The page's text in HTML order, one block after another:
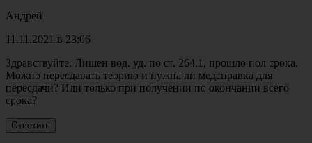
Андрей
11.11.2021 в 23:06
Здравствуйте. Лишен вод. уд. по ст. 264.1, прошло пол срока.
Можно пересдавать теорию и нужна ли медсправка для
пересдачи? Или только при получении по окончании всего
срока?